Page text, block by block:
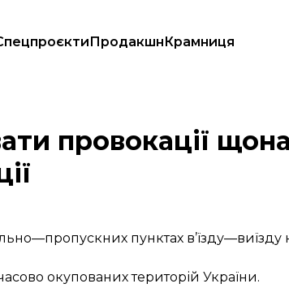
ПродакшнКрамниця
провокації
пунктах в’їзду—виїзду на
окупованих територій України.